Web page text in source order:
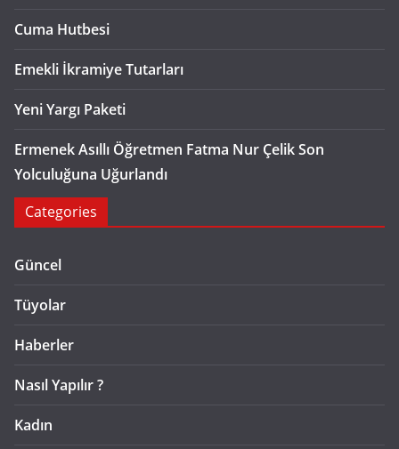
Cuma Hutbesi
Emekli İkramiye Tutarları
Yeni Yargı Paketi
Ermenek Asıllı Öğretmen Fatma Nur Çelik Son
Yolculuğuna Uğurlandı
Categories
Güncel
Tüyolar
Haberler
Nasıl Yapılır ?
Kadın